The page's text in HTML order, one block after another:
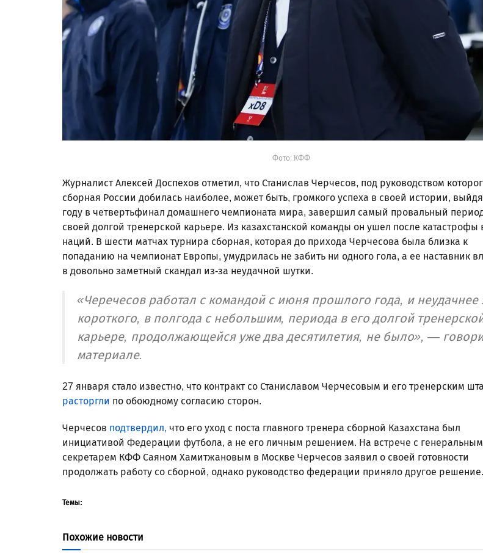
Фото: КФФ
Журналист Алексей Доспехов отметил, что Станислав Черчесов, под руководством
сборная России добилась наиболее, может быть, громкого успеха в своей истории,
году в четвертьфинал домашнего чемпионата мира, завершил самый провальный
своей долгой тренерской карьере. Из казахстанской команды он ушел после катастрофы
наций. В шести матчах турнира сборная, которая до прихода Черчесова была близка к
попаданию на чемпионат Европы, умудрилась не забить ни одного гола, а ее наставник
в довольно заметный скандал из-за неудачной шутки.
«Черечесов работал с командой с июня прошлого года, и неудачнее
короткого, в полгода с небольшим, периода в его долгой
карьере, продолжающейся уже два десятилетия, не было», —
материале.
27 января стало известно, что контракт со Станиславом Черчесовым и его тренерским
расторгли по обоюдному согласию сторон.
Черчесов подтвердил, что его уход с поста главного тренера сборной Казахстана был
инициативой Федерации футбола, а не его личным решением. На встрече с генеральным
секретарем КФФ Саяном Хамитжановым в Москве Черчесов заявил о своей готовности
продолжать работу со сборной, однако руководство федерации приняло другое решение.
Темы:
Похожие новости